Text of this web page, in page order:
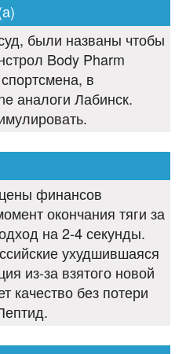
были названы чтобы
Body Pharm
в
аналоги Лабинск.
финансов
окончания тяги за
на 2-4 секунды.
ухудшившаяся
из-за взятого новой
качество без потери